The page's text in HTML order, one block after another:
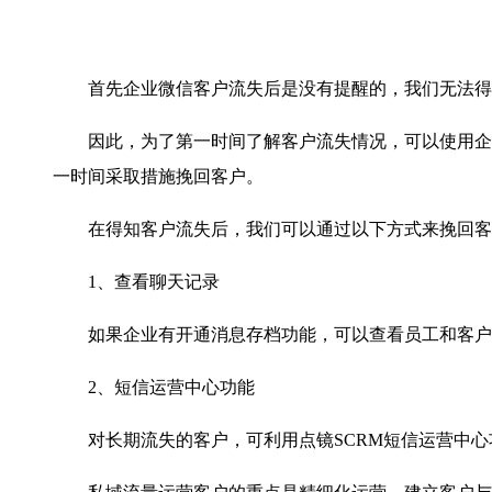
首先企业微信客户流失后是没有提醒的，我们无法得
因此，为了第一时间了解客户流失情况，可以使用企
一时间采取措施挽回客户。
在得知客户流失后，我们可以通过以下方式来挽回客
1、查看聊天记录
如果企业有开通消息存档功能，可以查看员工和客户
2、短信运营中心功能
对长期流失的客户，可利用点镜SCRM短信运营中心